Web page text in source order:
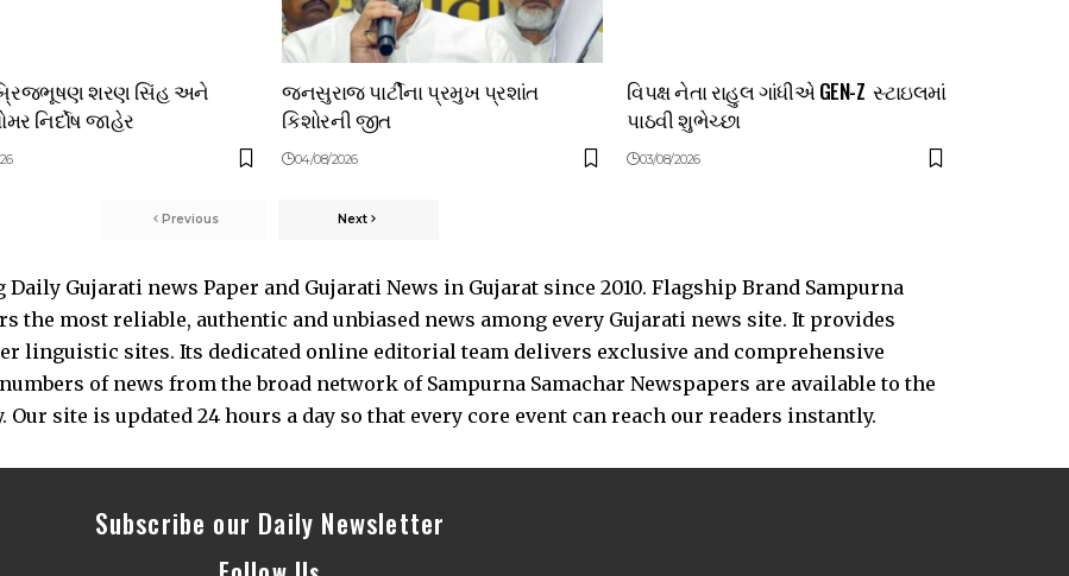
શરણ સિંહ અને
નિર્દોષ જાહેર
જનસુરાજ પાર્ટીના પ્રમુખ પ્રશાંત
કિશોરની જીત
04/08/2026
વિપક્ષ નેતા રાહુલ ગાંધીએ GEN-Z સ્ટાઇલમાં
પાઠવી શુભેચ્છા
03/08/2026
Previous Next
Gujarati news Paper and Gujarati News in Gujarat since 2010. Flagship Brand Sampurna
the most reliable, authentic and unbiased news among every Gujarati news site. It provides
linguistic sites. Its dedicated online editorial team delivers exclusive and comprehensive
of news from the broad network of Sampurna Samachar Newspapers are available to the
site is updated 24 hours a day so that every core event can reach our readers instantly.
Subscribe our Daily Newsletter